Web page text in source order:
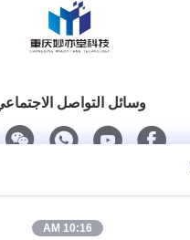
وسائل التواصل الاجتماعي
10:16 AM